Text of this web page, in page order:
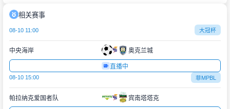
相关赛事
08-10 11:00 大冠杯
中央海岸 奥克兰城
直播中
08-10 15:00 菲MPBL
帕拉纳克爱国者队 宾南塔塔克